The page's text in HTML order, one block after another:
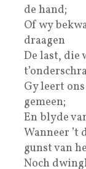
de hand;
Of wy
draagen
De last, die
Gy leert
gemeen;
En blyde
Wanneer ’t
gunst van
Noch